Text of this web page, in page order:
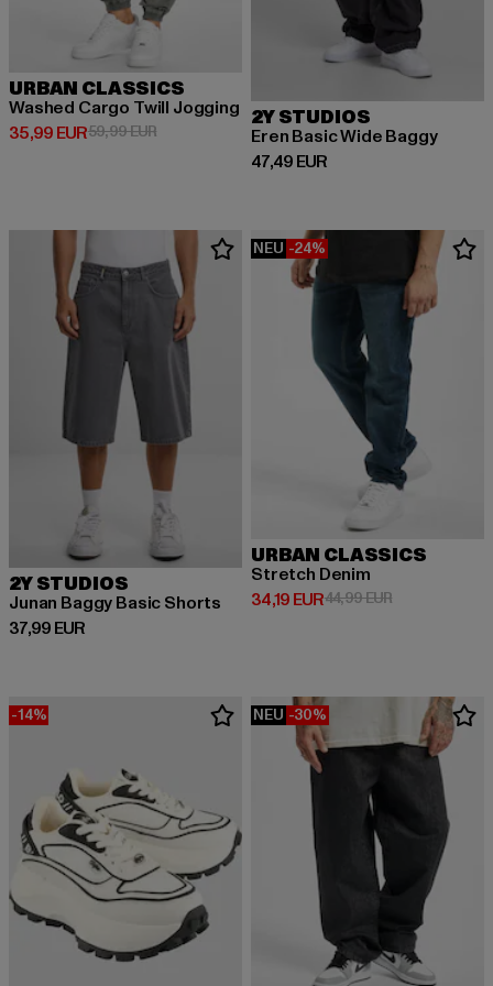
URBAN CLASSICS
Washed Cargo Twill Jogging
35,99 EUR
Derzeitiger Preis: 35,99 EUR
59,99 EURAktionspreis: 59,99 EUR
2Y STUDIOS
Eren Basic Wide Baggy
47,49 EUR
Derzeitiger Preis: 47,49 EUR
2Y STUDIOS
Junan Baggy Basic Shorts
37,99 EUR
Derzeitiger Preis: 37,99 EUR
NEU -24%
URBAN CLASSICS
Stretch Denim
34,19 EUR
Derzeitiger Preis: 34,19 EUR
44,99 EURAktionspreis:
-14% NEU -30%